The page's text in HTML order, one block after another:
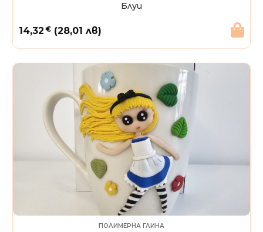
Блуи
14,32 € (28,01 лв)
ПОЛИМЕРНА ГЛИНА